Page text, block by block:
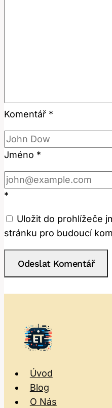
Komentář *
Jméno *
*
Uložit do prohlížeče
stránku pro budoucí
Úvod
Blog
O Nás